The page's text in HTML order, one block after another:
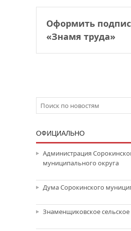
Оформить
«Знамя труда»
ОФИЦИАЛЬНО
Администрация
муниципального округа
Дума Сорокинского
Знаменщиковское сельское